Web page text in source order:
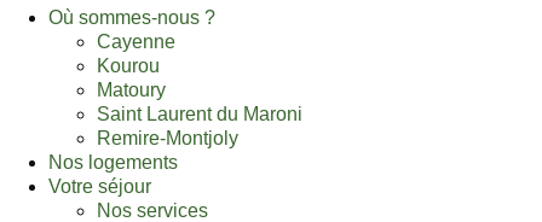
Où sommes-nous ?
Cayenne
Kourou
Matoury
Saint Laurent du Maroni
Remire-Montjoly
Nos logements
Votre séjour
Nos services